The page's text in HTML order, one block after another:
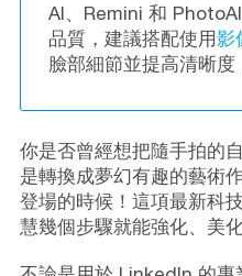
AI、Remini 和
品質，建議搭配使用影
臉部細節並提高清晰度
你是否曾經想把隨手拍的
是轉換成夢幻有趣的藝術
登場的時候！這項最新科
慧幾個步驟就能強化、美